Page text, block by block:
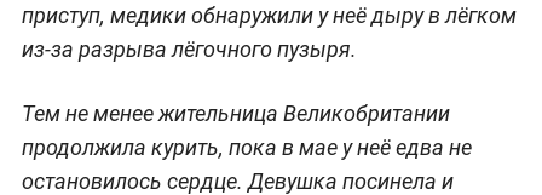
приступ, медики обнаружили у неё дыру в лёгком
из-за разрыва лёгочного пузыря.
Тем не менее жительница Великобритании
продолжила курить, пока в мае у неё едва не
остановилось сердце. Девушка посинела и